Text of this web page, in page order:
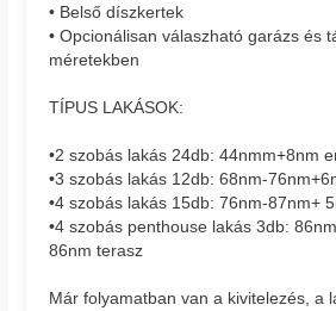
• Belső díszkertek
• Opcionálisan válaszható garázs és
méretekben
TÍPUS LAKÁSOK:
•2 szobás lakás 24db: 44nmm+8nm
•3 szobás lakás 12db: 68nm-
•4 szobás lakás 15db: 76nm-87nm+
•4 szobás penthouse lakás 3db:
86nm terasz
Már folyamatban van a kivitelezés, a